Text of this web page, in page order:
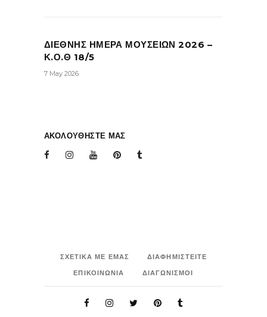
ΔΙΕΘΝΗΣ ΗΜΕΡΑ ΜΟΥΣΕΙΩΝ 2026 –
Κ.Ο.Θ 18/5
7 May 2026
ΑΚΟΛΟΥΘΗΣΤΕ ΜΑΣ
ΣΧΕΤΙΚΑ ΜΕ ΕΜΑΣ
ΔΙΑΦΗΜΙΣΤΕΙΤΕ
ΕΠΙΚΟΙΝΩΝΙΑ
ΔΙΑΓΩΝΙΣΜΟΙ